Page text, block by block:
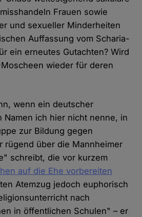
Frauen sowie
und sexueller Minderheiten
Auffassung vom Scharia-
ein erneutes Gutachten? Wird
Moscheen wieder für deren
wenn ein deutscher
Namen ich hier nicht nenne, in
zur Bildung gegen
rügend über die Mannheimer
schreibt, die vor kurzem
auf die Ehe vorbereiten
Atemzug jedoch euphorisch
nach
in öffentlichen Schulen" – er